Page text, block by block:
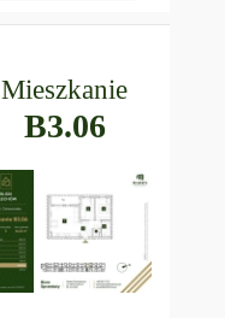
Mieszkanie
B3.06